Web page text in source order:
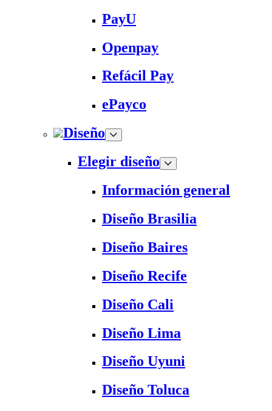
PayU
Openpay
Refácil Pay
ePayco
Diseño
Elegir diseño
Información general
Diseño Brasilia
Diseño Baires
Diseño Recife
Diseño Cali
Diseño Lima
Diseño Uyuni
Diseño Toluca